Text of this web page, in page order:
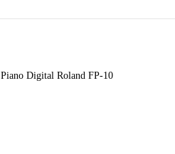
Piano Digital Roland FP-10